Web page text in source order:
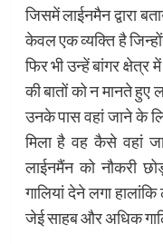
जिसमें लाईनमैन द्वारा
केवल एक व्यक्ति है
फिर भी उन्हें बांगर
की बातों को न मानते
उनके पास वहां जाने के
मिला है वह कैसे वहां
लाईनमैंन को नौकरी
गालियां देने लगा
जेई साहब और अधिक